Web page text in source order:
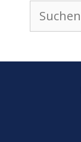
Suchen
nach: